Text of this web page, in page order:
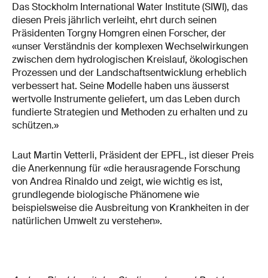
Das Stockholm International Water Institute (SIWI), das
diesen Preis jährlich verleiht, ehrt durch seinen
Präsidenten Torgny Homgren einen Forscher, der
«unser Verständnis der komplexen Wechselwirkungen
zwischen dem hydrologischen Kreislauf, ökologischen
Prozessen und der Landschaftsentwicklung erheblich
verbessert hat. Seine Modelle haben uns äusserst
wertvolle Instrumente geliefert, um das Leben durch
fundierte Strategien und Methoden zu erhalten und zu
schützen.»
Laut Martin Vetterli, Präsident der EPFL, ist dieser Preis
die Anerkennung für «die herausragende Forschung
von Andrea Rinaldo und zeigt, wie wichtig es ist,
grundlegende biologische Phänomene wie
beispielsweise die Ausbreitung von Krankheiten in der
natürlichen Umwelt zu verstehen».